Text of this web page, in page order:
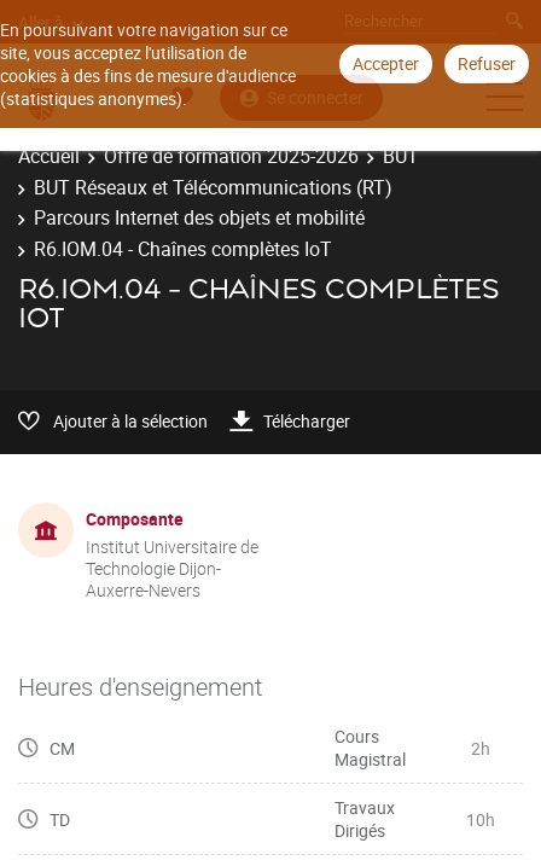
En poursuivant votre navigation sur ce
site, vous acceptez l'utilisation de
cookies à des fins de mesure d'audience
(statistiques anonymes).
Accepter Refuser
Aller à
Se connecter
Accueil Offre de formation 2025-2026
BUT
BUT Réseaux et Télécommunications (RT)
Parcours Internet des objets et mobilité
R6.IOM.04 - Chaînes complètes IoT
R6.IOM.04 - CHAÎNES COMPLÈTES
IOT
Ajouter à la sélection Télécharger
Composante
Institut Universitaire de
Technologie Dijon-
Auxerre-Nevers
Heures d'enseignement
CM
Cours
Magistral
2h
TD
Travaux
Dirigés
10h